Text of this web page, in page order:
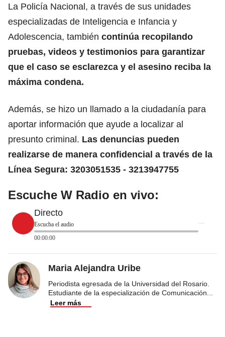
La Policía Nacional, a través de sus unidades
especializadas de Inteligencia e Infancia y
Adolescencia, también continúa recopilando
pruebas, videos y testimonios para garantizar
que el caso se esclarezca y el asesino reciba la
máxima condena.
Además, se hizo un llamado a la ciudadanía para
aportar información que ayude a localizar al
presunto criminal. Las denuncias pueden
realizarse de manera confidencial a través de la
Línea Segura: 3203051535 - 3213947755
Escuche W Radio en vivo:
Directo
Escucha el audio
00:00:00
Maria Alejandra Uribe
Periodista egresada de la Universidad del Rosario.
Estudiante de la especialización de Comunicación
Leer más